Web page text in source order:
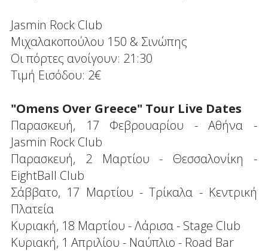
Jasmin Rock Club
Μιχαλακοπούλου 150 & Σινώπης
Οι πόρτες ανοίγουν: 21:30
Τιμή Εισόδου: 2€
"Omens Over Greece" Tour Live Dates
Παρασκευή, 17 Φεβρουαρίου - Αθήνα -
Jasmin Rock Club
Παρασκευή, 2 Μαρτίου - Θεσσαλονίκη -
EightBall Club
Σάββατο, 17 Μαρτίου - Τρίκαλα - Κεντρική
Πλατεία
Κυριακή, 18 Μαρτίου - Λάρισα - Stage Club
Κυριακή, 1 Απριλίου - Ναύπλιο - Road Bar